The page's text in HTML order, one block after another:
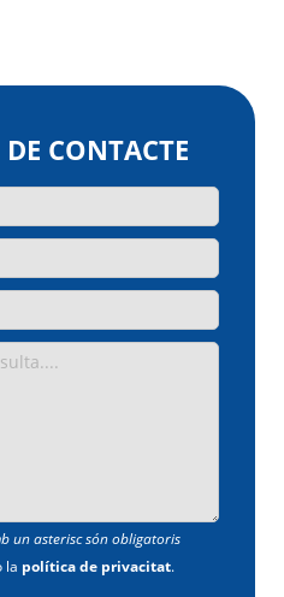
CONTACTE
un asterisc són obligatoris
la política de privacitat.